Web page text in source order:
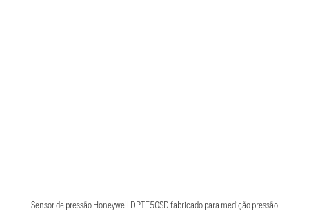
Sensor de pressão Honeywell DPTE50SD fabricado para medição pressão